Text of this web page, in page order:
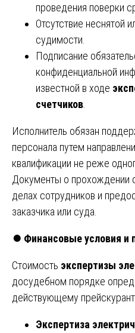
проведения поверки
Отсутствие неснятой
судимости.
Подписание
конфиденциальной
известной в ходе
счетчиков
Исполнитель обязан
персонала путем
квалификации не реже
Документы о прохождении
делах сотрудников и
заказчика или суда.
⏺️ Финансовые условия и
Стоимость экспертизы
досудебном порядке
действующему
Экспертиза